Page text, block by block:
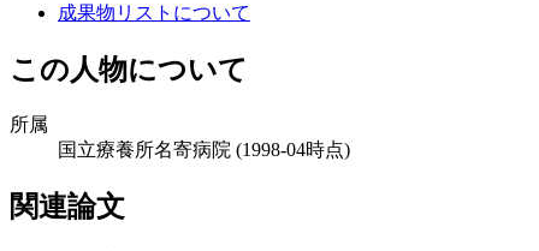
成果物リストについて
この人物について
所属
国立療養所名寄病院 (1998-04時点)
関連論文